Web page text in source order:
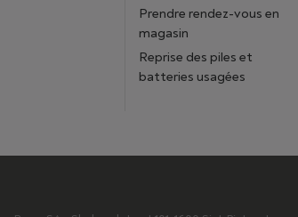
Prendre rendez-vous en
magasin
Reprise des piles et
batteries usagées